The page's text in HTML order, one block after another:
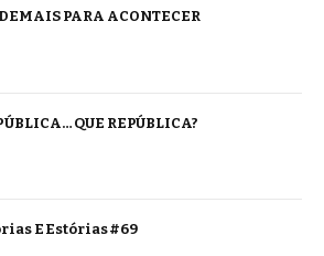
PARA ACONTECER
QUE REPÚBLICA?
E Estórias #69